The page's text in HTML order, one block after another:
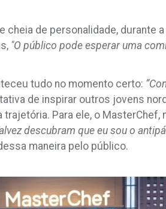
cheia de personalidade, durante
"O público pode esperar uma
tudo no momento certo:
de inspirar outros jovens
Para ele, o
descubram que eu sou o
maneira pelo público.